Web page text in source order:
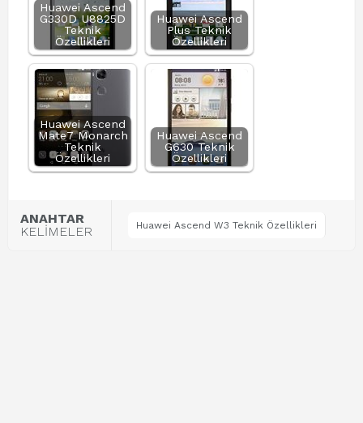
Huawei Ascend
G330D U8825D
Teknik
Özellikleri
Huawei Ascend
Plus Teknik
Özellikleri
Huawei Ascend
Mate7 Monarch
Teknik
Özellikleri
Huawei Ascend
G630 Teknik
Özellikleri
ANAHTAR
KELİMELER
Huawei Ascend W3 Teknik Özellikleri